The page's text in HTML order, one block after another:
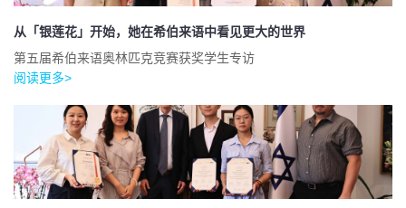
从「银莲花」开始，她在希伯来语中看见更大的世界
第五届希伯来语奥林匹克竞赛获奖学生专访
阅读更多>